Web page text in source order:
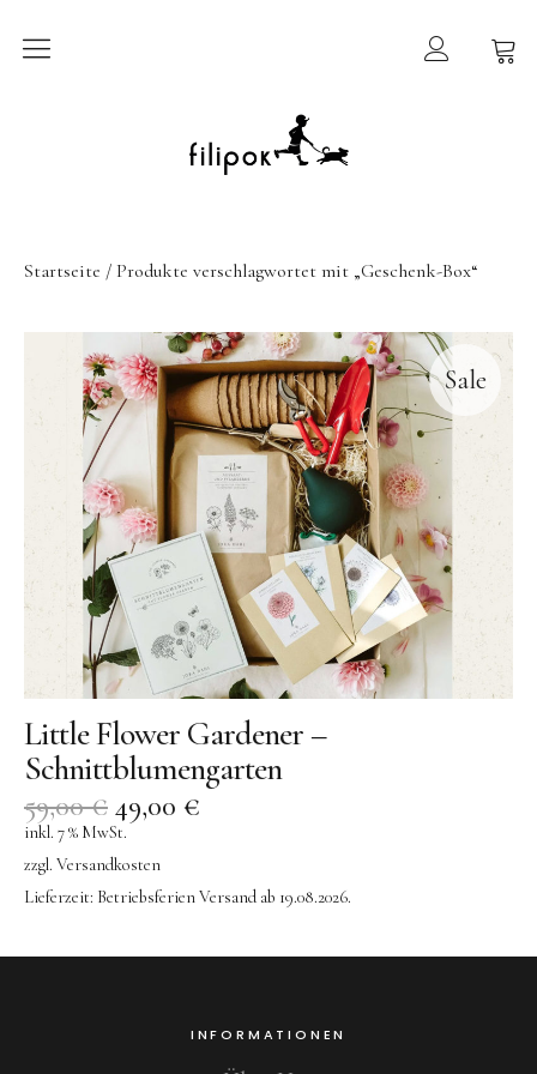
Sommermarkt
New In
Wigiwama
GRIMMS Möbel
Mammalampa
Accessoires
AY-KASA | Aufbewahrung
AÃRK COLLECTIVE | Uhren
Aufschnitt Berlin
DON FISHER | Fischtaschen
Ava & Yves
Gergerland Boxen
Grete Manufaktur
Startseite / Produkte verschlagwortet mit „Geschenk-Box“
Sale
Little Flower Gardener –
Schnittblumengarten
59,00€ 49,00 €
inkl. 7 % MwSt.
zzgl. Versandkosten
Lieferzeit: Betriebsferien Versand ab 19.08.2026.
INFORMATIONEN